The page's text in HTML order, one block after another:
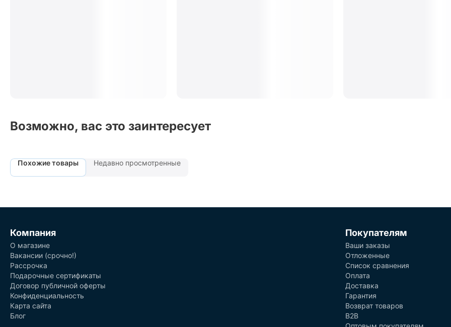
Возможно, вас это заинтересует
Похожие товары Недавно просмотренные
Компания
О магазине
Вакансии (срочно!)
Рассрочка
Подарочные сертификаты
Договор публичной оферты
Конфиденциальность
Карта сайта
Блог
Покупателям
Ваши заказы
Отложенные
Список сравнения
Оплата
Доставка
Гарантия
Возврат товаров
B2B